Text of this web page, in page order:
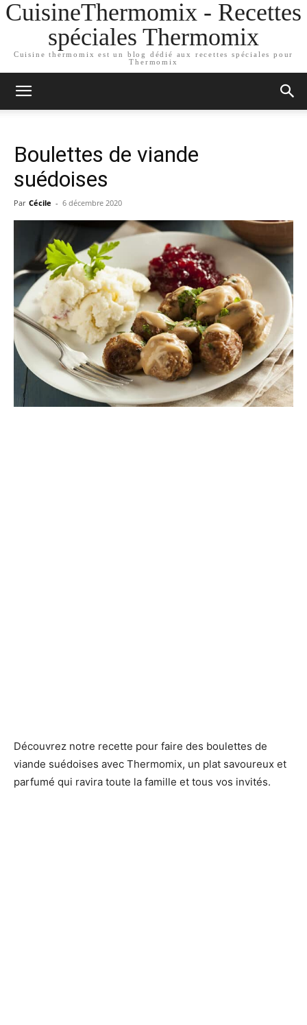
CuisineThermomix - Recettes
spéciales Thermomix
Cuisine thermomix est un blog dédié aux recettes spéciales pour
Thermomix
Boulettes de viande
suédoises
Par Cécile - 6 décembre 2020
Découvrez notre recette pour faire des boulettes de
viande suédoises avec Thermomix, un plat savoureux et
parfumé qui ravira toute la famille et tous vos invités.